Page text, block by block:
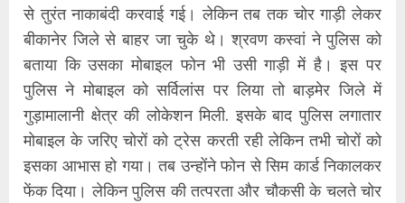
से तुरंत नाकाबंदी करवाई गई। लेकिन तब तक चोर गाड़ी लेकर
बीकानेर जिले से बाहर जा चुके थे। श्रवण कस्वां ने पुलिस को
बताया कि उसका मोबाइल फोन भी उसी गाड़ी में है। इस पर
पुलिस ने मोबाइल को सर्विलांस पर लिया तो बाड़मेर जिले में
गुड़ामालानी क्षेत्र की लोकेशन मिली. इसके बाद पुलिस लगातार
मोबाइल के जरिए चोरों को ट्रेस करती रही लेकिन तभी चोरों को
इसका आभास हो गया। तब उन्होंने फोन से सिम कार्ड निकालकर
फेंक दिया। लेकिन पुलिस की तत्परता और चौकसी के चलते चोर